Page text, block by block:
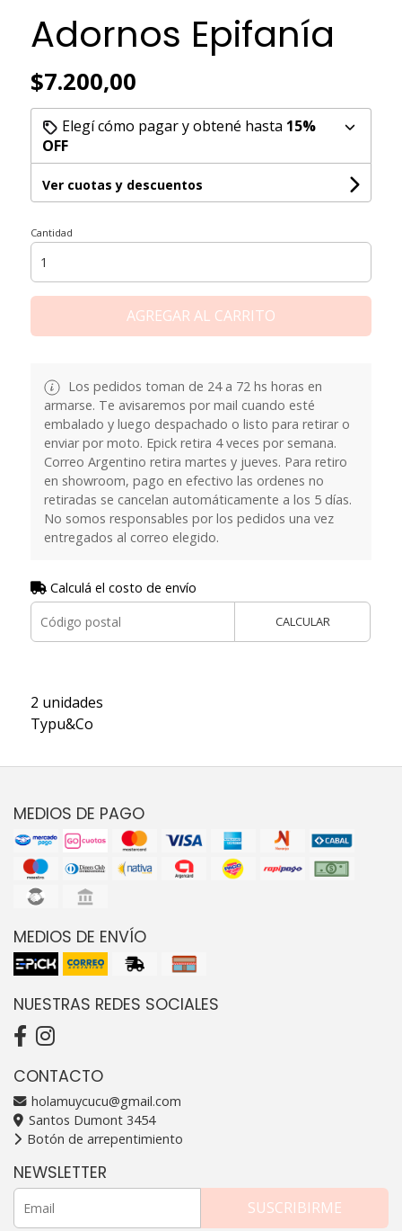
Adornos Epifanía
$7.200,00
Elegí cómo pagar y obtené hasta 15%
OFF
Ver cuotas y descuentos
Cantidad
AGREGAR AL CARRITO
Los pedidos toman de 24 a 72 hs horas en
armarse. Te avisaremos por mail cuando esté
embalado y luego despachado o listo para retirar o
enviar por moto. Epick retira 4 veces por semana.
Correo Argentino retira martes y jueves. Para retiro
en showroom, pago en efectivo las ordenes no
retiradas se cancelan automáticamente a los 5 días.
No somos responsables por los pedidos una vez
entregados al correo elegido.
Calculá el costo de envío
CALCULAR
2 unidades
Typu&Co
MEDIOS DE PAGO
MEDIOS DE ENVÍO
NUESTRAS REDES SOCIALES
CONTACTO
holamuycucu@gmail.com
Santos Dumont 3454
Botón de arrepentimiento
NEWSLETTER
SUSCRIBIRME